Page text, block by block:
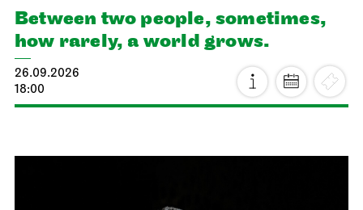
Between two people, sometimes,
how rarely, a world grows.
26.09.2026
18:00